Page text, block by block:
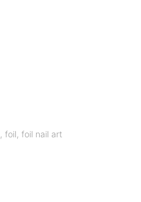
,foil,foil nail art